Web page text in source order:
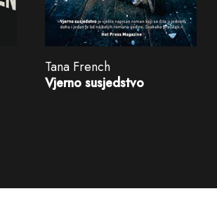
Tana French
Vjerno susjedstvo